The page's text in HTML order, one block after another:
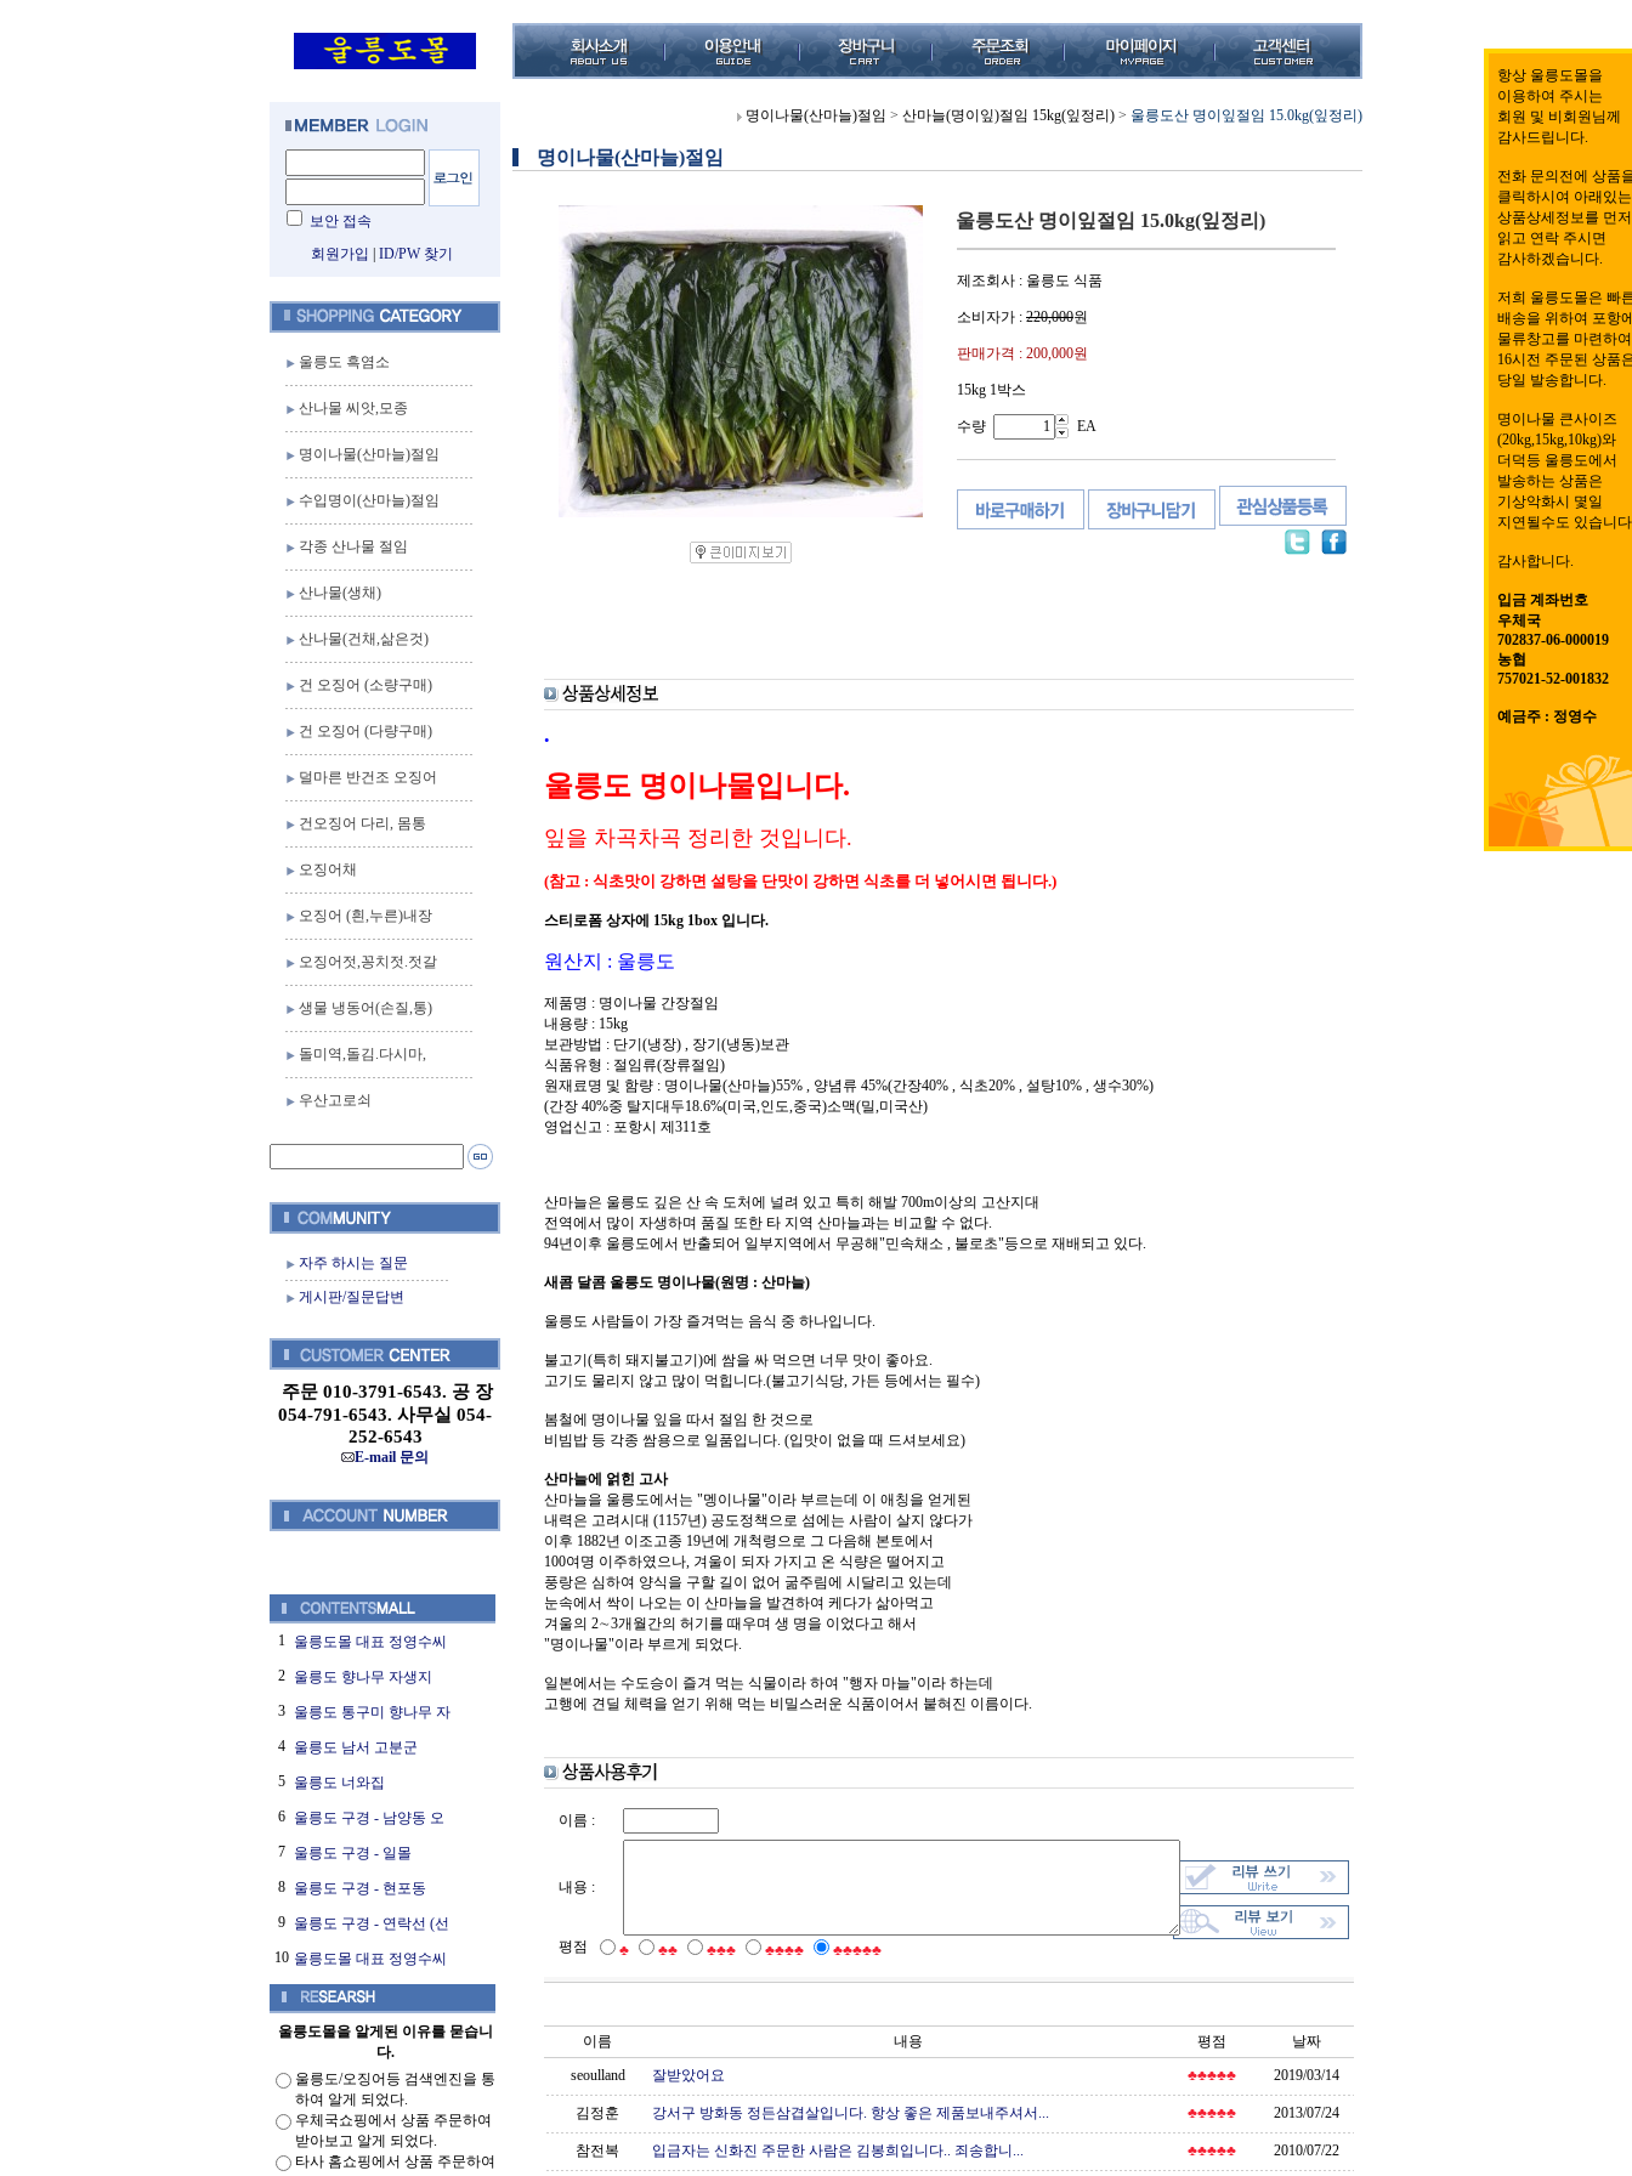
보안 접속
회원가입
ID/PW 찾기
울릉도 흑염소
산나물 씨앗,모종
명이나물(산마늘)절임
수입명이(산마늘)절임
각종 산나물 절임
산나물(생채)
산나물(건채,삶은것)
건 오징어 (소량구매)
건 오징어 (다량구매)
덜마른 반건조 오징어
건오징어 다리, 몸통
오징어채
오징어 (흰,누른)내장
오징어젓,꽁치젓.젓갈
생물 냉동어(손질,통)
돌미역,돌김.다시마,
우산고로쇠
자주 하시는 질문
게시판/질문답변
주문 010-3791-6543. 공 장
054-791-6543. 사무실 054-
252-6543
E-mail 문의
1 울릉도몰 대표 정영수씨
2 울릉도 향나무 자생지
3 울릉도 통구미 향나무 자
4 울릉도 남서 고분군
5 울릉도 너와집
6 울릉도 구경 - 남양동 오
7 울릉도 구경 - 일몰
8 울릉도 구경 - 현포동
9 울릉도 구경 - 연락선 (선
10 울릉도몰 대표 정영수씨
울릉도몰을 알게된 이유를 묻습니
다.
울릉도/오징어등 검색엔진을 통
하여 알게 되었다.
우체국쇼핑에서 상품 주문하여
받아보고 알게 되었다.
타사 홈쇼핑에서 상품 주문하여
명이나물(산마늘)절임 > 산마늘(명이잎)절임 15kg(잎정리) > 울릉도산 명이잎절임 15.0kg(잎정리)
명이나물(산마늘)절임
울릉도산 명이잎절임 15.0kg(잎정리)
제조회사 : 울릉도 식품
소비자가 : 220,000원
판매가격 : 200,000원
15kg 1박스
수량 EA
.
울릉도 명이나물입니다.
잎을 차곡차곡 정리한 것입니다.
(참고 : 식초맛이 강하면 설탕을 단맛이 강하면 식초를 더 넣어시면 됩니다.)
스티로폼 상자에 15kg 1box 입니다.
원산지 : 울릉도
제품명 : 명이나물 간장절임
내용량 : 15kg
보관방법 : 단기(냉장) , 장기(냉동)보관
식품유형 : 절임류(장류절임)
원재료명 및 함량 : 명이나물(산마늘)55% , 양념류 45%(간장40% , 식초20% , 설탕10% , 생수30%)
(간장 40%중 탈지대두18.6%(미국,인도,중국)소맥(밀,미국산)
영업신고 : 포항시 제311호
산마늘은 울릉도 깊은 산 속 도처에 널려 있고 특히 해발 700m이상의 고산지대
전역에서 많이 자생하며 품질 또한 타 지역 산마늘과는 비교할 수 없다.
94년이후 울릉도에서 반출되어 일부지역에서 무공해"민속채소 , 불로초"등으로 재배되고 있다.
새콤 달콤 울릉도 명이나물(원명 : 산마늘)
울릉도 사람들이 가장 즐겨먹는 음식 중 하나입니다.
불고기(특히 돼지불고기)에 쌈을 싸 먹으면 너무 맛이 좋아요.
고기도 물리지 않고 많이 먹힙니다.(불고기식당, 가든 등에서는 필수)
봄철에 명이나물 잎을 따서 절임 한 것으로
비빔밥 등 각종 쌈용으로 일품입니다. (입맛이 없을 때 드셔보세요)
산마늘에 얽힌 고사
산마늘을 울릉도에서는 "멩이나물"이라 부르는데 이 애칭을 얻게된
내력은 고려시대 (1157년) 공도정책으로 섬에는 사람이 살지 않다가
이후 1882년 이조고종 19년에 개척령으로 그 다음해 본토에서
100여명 이주하였으나, 겨울이 되자 가지고 온 식량은 떨어지고
풍랑은 심하여 양식을 구할 길이 없어 굶주림에 시달리고 있는데
눈속에서 싹이 나오는 이 산마늘을 발견하여 케다가 삶아먹고
겨울의 2∼3개월간의 허기를 때우며 생 명을 이었다고 해서
"명이나물"이라 부르게 되었다.
일본에서는 수도승이 즐겨 먹는 식물이라 하여 "행자 마늘"이라 하는데
고행에 견딜 체력을 얻기 위해 먹는 비밀스러운 식품이어서 붙혀진 이름이다.
이름 :
내용 :
평점 ♣ ♣♣ ♣♣♣ ♣♣♣♣ ♣♣♣♣♣
이름 내용 평점
날짜
seoulland
잘받았어요 ♣♣♣♣♣ 2019/03/14
김정훈 강서구 방화동 정든삼겹살입니다. 항상 좋은 제품보내주셔서... ♣♣♣♣♣ 2013/07/24
참전복 입금자는 신화진 주문한 사람은 김봉희입니다.. 죄송합니... ♣♣♣♣♣ 2010/07/22
항상 울릉도몰을
이용하여 주시는
회원 및 비회원님께
감사드립니다.
전화 문의전에 상품
클릭하시여 아래있는
상품상세정보를 먼저
읽고 연락 주시면
감사하겠습니다.
저희 울릉도몰은 빠
배송을 위하여 포항
물류창고를 마련하여
16시전 주문된 상품
당일 발송합니다.
명이나물 큰사이즈
(20kg,15kg,10kg)와
더덕등 울릉도에서
발송하는 상품은
기상악화시 몇일
지연될수도 있습니
감사합니다.
입금 계좌번호
우체국
702837-06-000019
농협
757021-52-001832
예금주 : 정영수